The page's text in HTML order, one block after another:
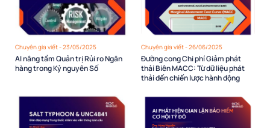
Chuyên gia viết - 23/05/2025
AI nâng tầm Quản trị Rủi ro Ngân
hàng trong Kỷ nguyên Số
Chuyên gia viết - 26/06/2025
Đường cong Chi phí Giảm phát
thải Biên MACC: Từ dữ liệu phát
thải đến chiến lược hành động